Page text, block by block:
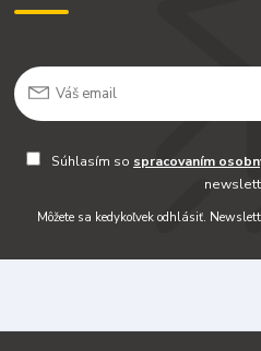
Súhlasím so spracovaním
Môžete sa kedykoľvek odhlásiť.